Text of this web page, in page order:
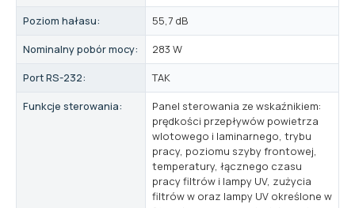
Poziom hałasu:
55,7 dB
Nominalny pobór mocy:
283 W
Port RS-232:
TAK
Funkcje sterowania:
Panel sterowania ze wskaźnikiem:
prędkości przepływów powietrza
wlotowego i laminarnego, trybu
pracy, poziomu szyby frontowej,
temperatury, łącznego czasu
pracy filtrów i lampy UV, zużycia
filtrów w oraz lampy UV określone w